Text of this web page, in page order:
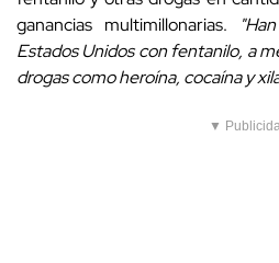
ganancias multimillonarias.
Estados Unidos con fentanilo, a
drogas como heroína, cocaína y
▼